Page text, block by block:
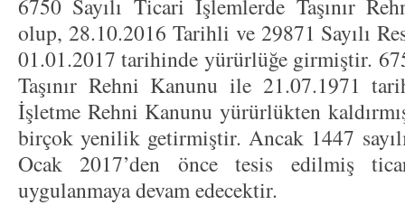
6750 Sayılı Ticari İşlemlerde Taşınır
olup, 28.10.2016 Tarihli ve 29871 Sayılı
01.01.2017 tarihinde yürürlüğe girmiştir.
Taşınır Rehni Kanunu ile 21.07.1971
İşletme Rehni Kanunu yürürlükten
birçok yenilik getirmiştir. Ancak 1447
Ocak 2017’den önce tesis edilmiş
uygulanmaya devam edecektir.